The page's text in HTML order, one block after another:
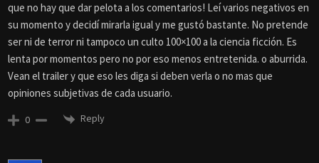
que no hay que dar pelota a los comentarios! Leí varios negativos en
su momento y decidí mirarla igual y me gustó bastante. No pretende
ser ni de terror ni tampoco un culto 100×100 a la ciencia ficción. Es
lenta por momentos pero no por eso menos entretenida. o aburrida.
Vean el trailer y que eso les diga si deben verla o no mas que
opiniones subjetivas de cada usuario.
0 Reply